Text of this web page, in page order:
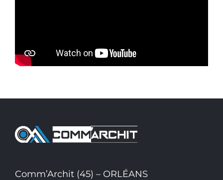
Comm’Archit (45) – ORLÉANS